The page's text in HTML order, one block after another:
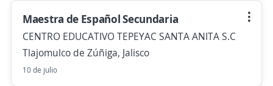
Maestra de Español Secundaria
CENTRO EDUCATIVO TEPEYAC SANTA ANITA S.C
Tlajomulco de Zúñiga, Jalisco
10 de julio